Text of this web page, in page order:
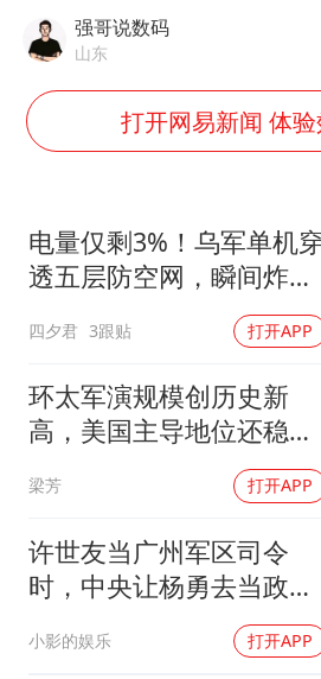
“不建议大家
强哥说数码
山东
打开网易新闻 体
电量仅剩3%！乌军单机
透五层防空网，瞬间炸飞
四夕君 3跟贴 打开APP
环太军演规模创历史新
高，美国主导地位还稳得
梁芳 打开APP
许世友当广州军区司令
时，中央让杨勇去当政
委，杨勇说：我不想去
小影的娱乐 打开APP